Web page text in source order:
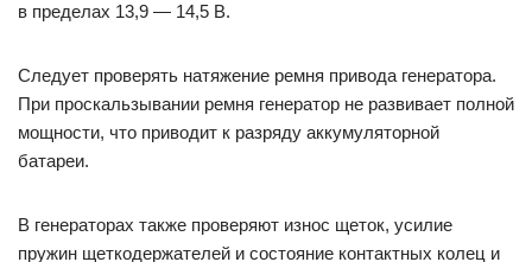
в пределах 13,9 — 14,5 В.
Следует проверять натяжение ремня привода генератора.
При проскальзывании ремня генератор не развивает полной
мощности, что приводит к разряду аккумуляторной
батареи.
В генераторах также проверяют износ щеток, усилие
пружин щеткодержателей и состояние контактных колец и